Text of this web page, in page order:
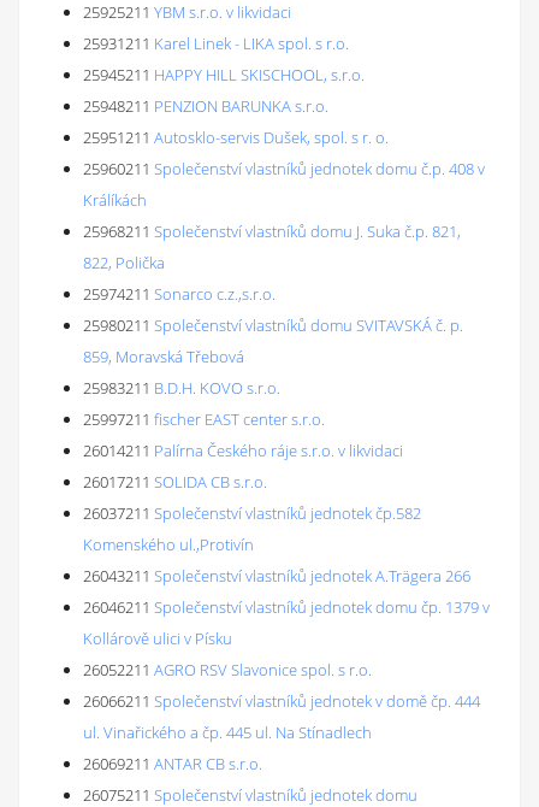
25925211 YBM s.r.o. v likvidaci
25931211 Karel Linek - LIKA spol. s r.o.
25945211 HAPPY HILL SKISCHOOL, s.r.o.
25948211 PENZION BARUNKA s.r.o.
25951211 Autosklo-servis Dušek, spol. s r. o.
25960211 Společenství vlastníků jednotek domu č.p. 408 v
Králíkách
25968211 Společenství vlastníků domu J. Suka č.p. 821,
822, Polička
25974211 Sonarco c.z.,s.r.o.
25980211 Společenství vlastníků domu SVITAVSKÁ č. p.
859, Moravská Třebová
25983211 B.D.H. KOVO s.r.o.
25997211 fischer EAST center s.r.o.
26014211 Palírna Českého ráje s.r.o. v likvidaci
26017211 SOLIDA CB s.r.o.
26037211 Společenství vlastníků jednotek čp.582
Komenského ul.,Protivín
26043211 Společenství vlastníků jednotek A.Trägera 266
26046211 Společenství vlastníků jednotek domu čp. 1379 v
Kollárově ulici v Písku
26052211 AGRO RSV Slavonice spol. s r.o.
26066211 Společenství vlastníků jednotek v domě čp. 444
ul. Vinařického a čp. 445 ul. Na Stínadlech
26069211 ANTAR CB s.r.o.
26075211 Společenství vlastníků jednotek domu